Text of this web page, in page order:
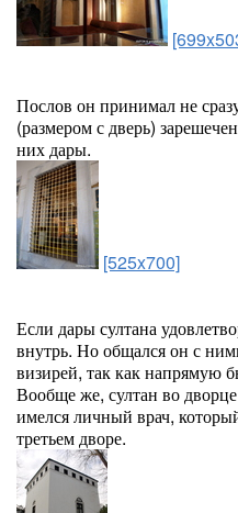
Послов он принимал не
(размером с дверь)
них дары.
[525x700]
Если дары султана
внутрь. Но общался он с
визирей, так как напрямую
Вообще же, султан во
имелся личный врач,
третьем дворе.